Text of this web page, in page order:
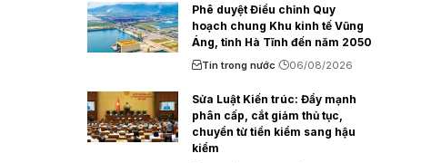
Phê duyệt Điều chỉnh Quy
hoạch chung Khu kinh tế Vũng
Áng, tỉnh Hà Tĩnh đến năm 2050
Tin trong nước 06/08/2026
Sửa Luật Kiến trúc: Đẩy mạnh
phân cấp, cắt giảm thủ tục,
chuyển từ tiền kiểm sang hậu
kiểm